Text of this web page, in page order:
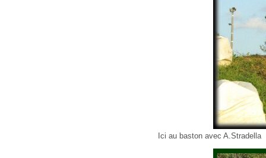
Ici au baston avec A.Stradella